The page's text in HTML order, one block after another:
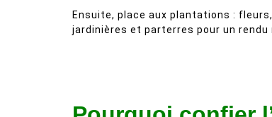
Ensuite, place aux plantations :
jardinières et parterres pour un